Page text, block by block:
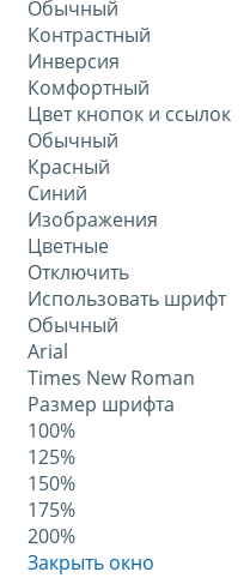
Обычный
Контрастный
Инверсия
Комфортный
Цвет кнопок и ссылок
Обычный
Красный
Синий
Изображения
Цветные
Отключить
Использовать шрифт
Обычный
Arial
Times New Roman
Размер шрифта
100%
125%
150%
175%
200%
Закрыть окно